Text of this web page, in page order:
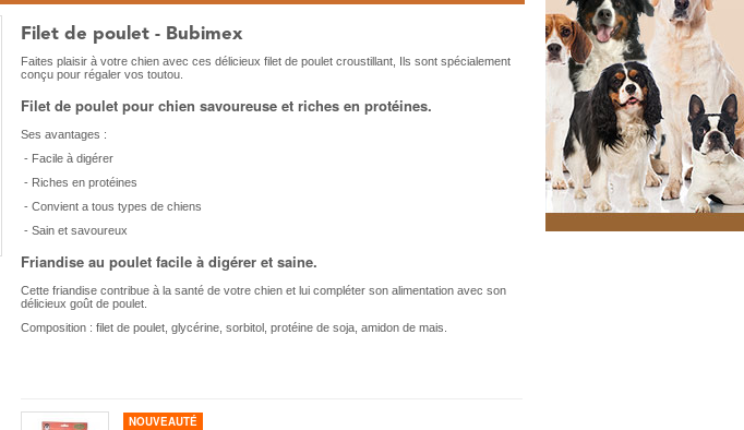
Filet de poulet - Bubimex
Faites plaisir à votre chien avec ces délicieux filet de poulet croustillant, Ils sont spécialement
conçu pour régaler vos toutou.
Filet de poulet pour chien savoureuse et riches en protéines.
Ses avantages :
- Facile à digérer
- Riches en protéines
- Convient a tous types de chiens
- Sain et savoureux
Friandise au poulet facile à digérer et saine.
Cette friandise contribue à la santé de votre chien et lui compléter son alimentation avec son
délicieux goût de poulet.
Composition : filet de poulet, glycérine, sorbitol, protéine de soja, amidon de mais.
NOUVEAUTÉ